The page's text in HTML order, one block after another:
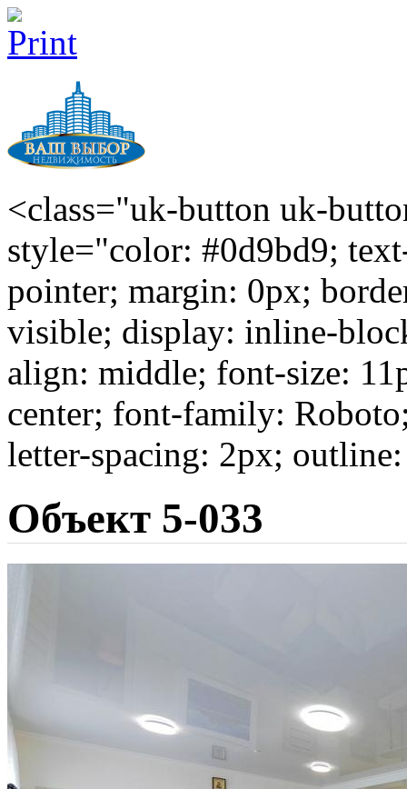
<class="uk-button uk-
style="color: #0d9bd9;
pointer; margin: 0px;
visible; display: inline-
align: middle; font-size:
center; font-family:
letter-spacing: 2px;
Объект 5-033